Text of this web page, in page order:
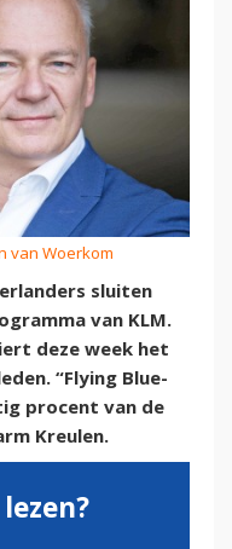
van Woerkom
sluiten
van KLM.
deze week het
“Flying Blue-
procent van de
Kreulen.